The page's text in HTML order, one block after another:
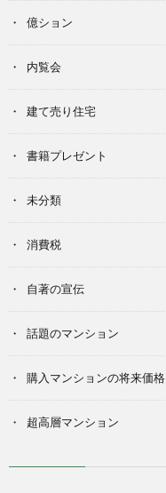
億ション
内覧会
建て売り住宅
書籍プレゼント
未分類
消費税
自著の宣伝
話題のマンション
購入マンションの将来価格
超高層マンション